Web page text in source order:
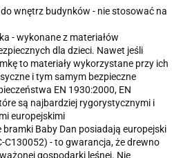
wnętrz budynków - nie stosować na
- wykonane z materiałów
dla dzieci. Nawet jeśli
to materiały wykorzystane przy ich
i tym samym bezpieczne
EN 1930:2000, EN
są najbardziej rygorystycznymi i
europejskimi
Baby Dan posiadają europejski
C130052) - to gwarancja, że drewno
gospodarki leśnej. Nie